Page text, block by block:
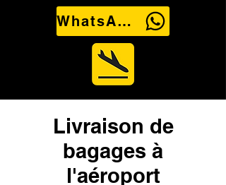
WhatsApp Us
Livraison de
bagages à
l'aéroport